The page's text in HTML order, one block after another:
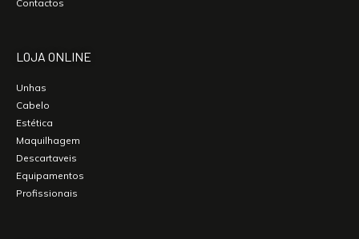
Contactos
LOJA ONLINE
Unhas
Cabelo
Estética
Maquilhagem
Descartaveis
Equipamentos
Profissionais